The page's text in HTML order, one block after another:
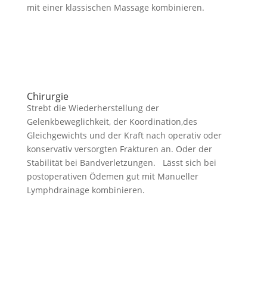
mit einer klassischen Massage kombinieren.
Chirurgie
Strebt die Wiederherstellung der
Gelenkbeweglichkeit, der Koordination,des
Gleichgewichts und der Kraft nach operativ oder
konservativ versorgten Frakturen an. Oder der
Stabilität bei Bandverletzungen. Lässt sich bei
postoperativen Ödemen gut mit Manueller
Lymphdrainage kombinieren.